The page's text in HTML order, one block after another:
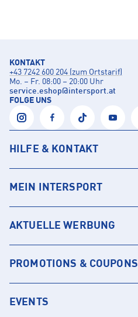
KONTAKT
+43 7242 600 204 (zum Ortstarif)
Mo. – Fr. 08:00 – 20:00 Uhr
service.eshop@intersport.at
FOLGE UNS
HILFE & KONTAKT
MEIN INTERSPORT
AKTUELLE WERBUNG
PROMOTIONS & COUPONS
EVENTS